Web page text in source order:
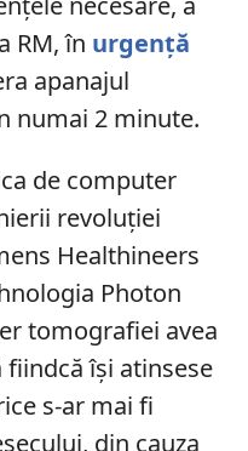
RM, în urgență
apanajul
numai 2 minute.
de computer
revoluției
Healthineers
Photon
tomografiei avea
își atinsese
s-ar mai fi
din cauza